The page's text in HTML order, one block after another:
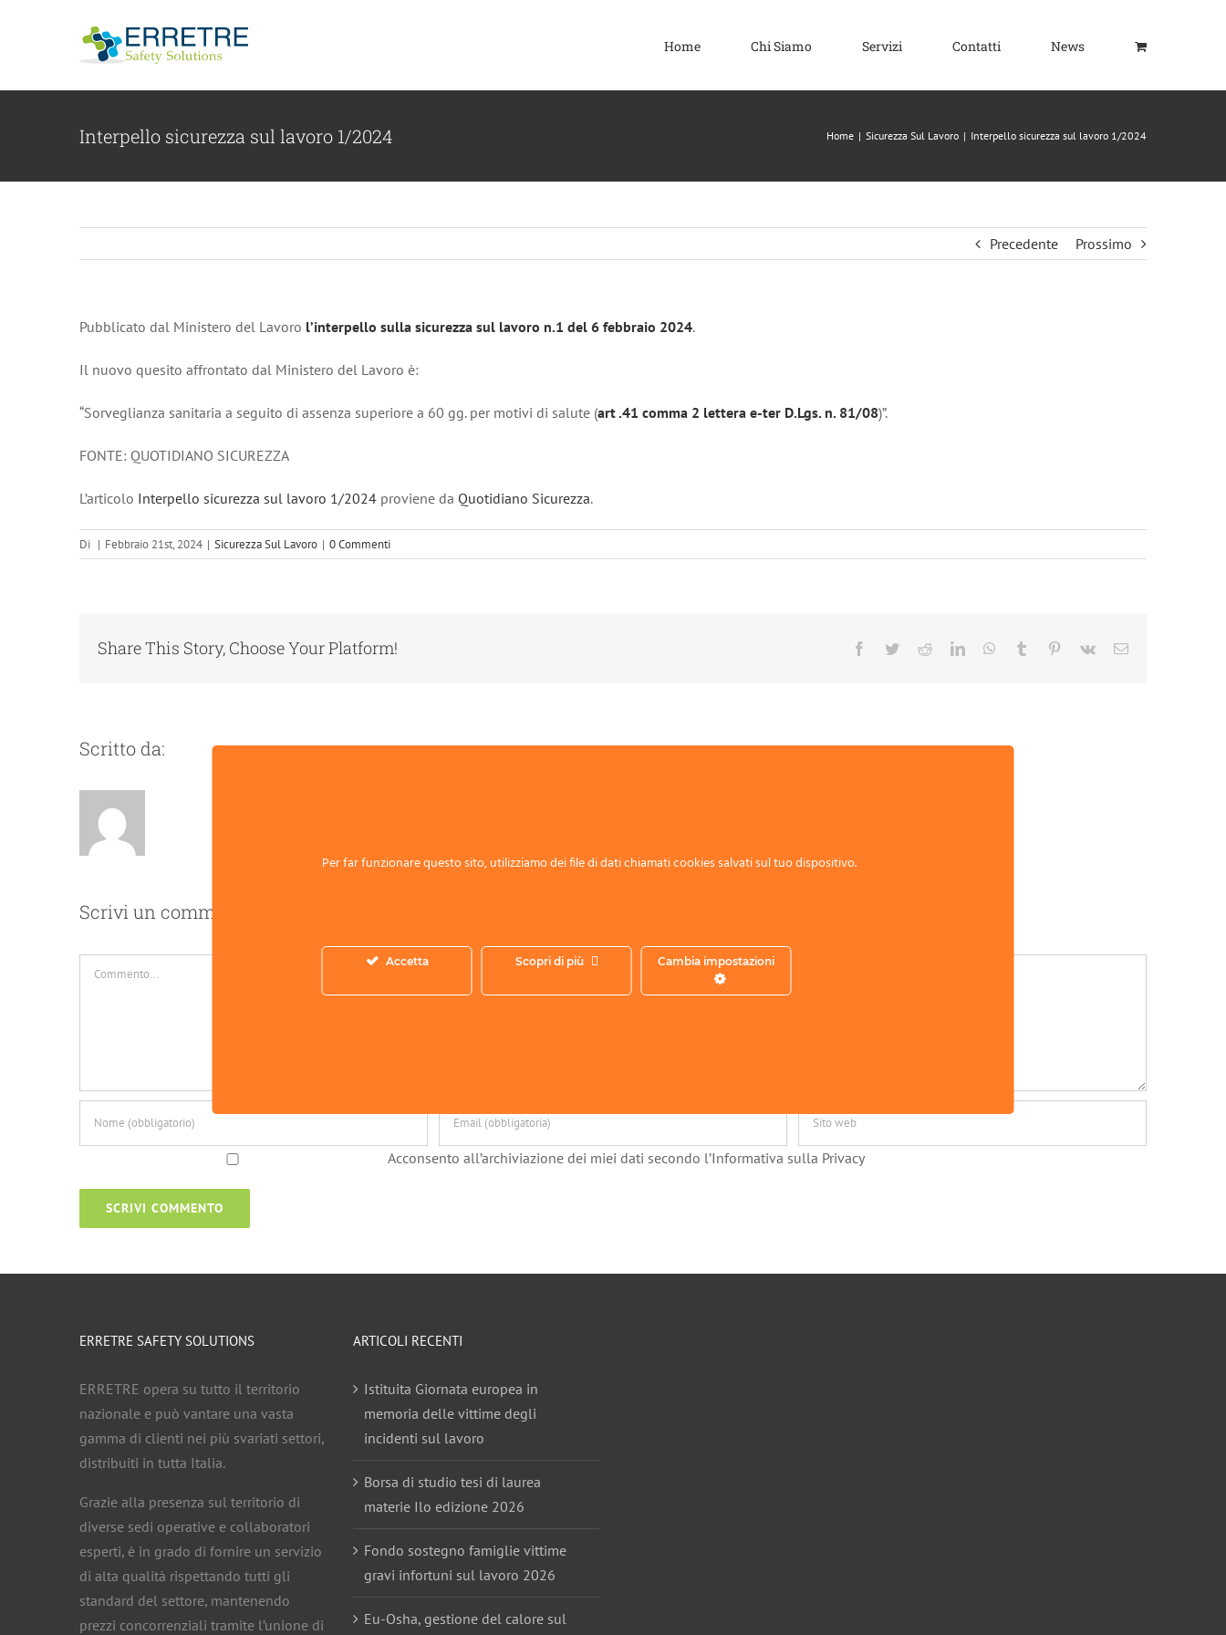
Home Chi Siamo Servizi Contatti News
Interpello sicurezza sul lavoro 1/2024 Home | Sicurezza Sul Lavoro | Interpello sicurezza sul lavoro 1/2024
Precedente Prossimo
Pubblicato dal Ministero del Lavoro l’interpello sulla sicurezza sul lavoro n.1 del 6 febbraio 2024.
Il nuovo quesito affrontato dal Ministero del Lavoro è:
“Sorveglianza sanitaria a seguito di assenza superiore a 60 gg. per motivi di salute (art .41 comma 2 lettera e-ter D.Lgs. n. 81/08)”.
FONTE: QUOTIDIANO SICUREZZA
L’articolo Interpello sicurezza sul lavoro 1/2024 proviene da Quotidiano Sicurezza.
Di | Febbraio 21st, 2024 | Sicurezza Sul Lavoro | 0 Commenti
Share This Story, Choose Your Platform! Facebook
TwitterRedditLinkedInWhatsApp
Tumblr Pinterest
Vk Email
Scritto da:
Scrivi un commento
Acconsento all’archiviazione dei miei dati secondo l’Informativa sulla Privacy
ERRETRE SAFETY SOLUTIONS
ERRETRE opera su tutto il territorio
nazionale e può vantare una vasta
gamma di clienti nei più svariati settori,
distribuiti in tutta Italia.
Grazie alla presenza sul territorio di
diverse sedi operative e collaboratori
esperti, è in grado di fornire un servizio
di alta qualità rispettando tutti gli
standard del settore, mantenendo
prezzi concorrenziali tramite l’unione di
ARTICOLI RECENTI
Istituita Giornata europea in
memoria delle vittime degli
incidenti sul lavoro
Borsa di studio tesi di laurea
materie Ilo edizione 2026
Fondo sostegno famiglie vittime
gravi infortuni sul lavoro 2026
Eu-Osha, gestione del calore sul
Per far funzionare questo sito, utilizziamo dei file di dati chiamati cookies salvati sul tuo dispositivo.
Accetta Scopri di più Cambia impostazioni